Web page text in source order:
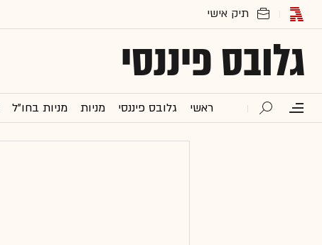
גלובס פיננסי
ראשי גלובס פיננסי מניות מניות בחו"ל